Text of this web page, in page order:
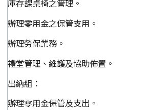
庫存課桌椅之管理。
辦理零用金之保管支用。
辦理勞保業務。
禮堂管理、維護及協助佈置。
出納組：
辦理零用金保管及支出。